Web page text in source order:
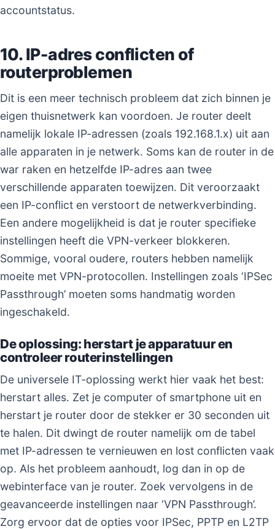
accountstatus.
10. IP-adres conflicten of
routerproblemen
Dit is een meer technisch probleem dat zich binnen je
eigen thuisnetwerk kan voordoen. Je router deelt
namelijk lokale IP-adressen (zoals 192.168.1.x) uit aan
alle apparaten in je netwerk. Soms kan de router in de
war raken en hetzelfde IP-adres aan twee
verschillende apparaten toewijzen. Dit veroorzaakt
een IP-conflict en verstoort de netwerkverbinding.
Een andere mogelijkheid is dat je router specifieke
instellingen heeft die VPN-verkeer blokkeren.
Sommige, vooral oudere, routers hebben namelijk
moeite met VPN-protocollen. Instellingen zoals ‘IPSec
Passthrough’ moeten soms handmatig worden
ingeschakeld.
De oplossing: herstart je apparatuur en
controleer routerinstellingen
De universele IT-oplossing werkt hier vaak het best:
herstart alles. Zet je computer of smartphone uit en
herstart je router door de stekker er 30 seconden uit
te halen. Dit dwingt de router namelijk om de tabel
met IP-adressen te vernieuwen en lost conflicten vaak
op. Als het probleem aanhoudt, log dan in op de
webinterface van je router. Zoek vervolgens in de
geavanceerde instellingen naar ‘VPN Passthrough’.
Zorg ervoor dat de opties voor IPSec, PPTP en L2TP